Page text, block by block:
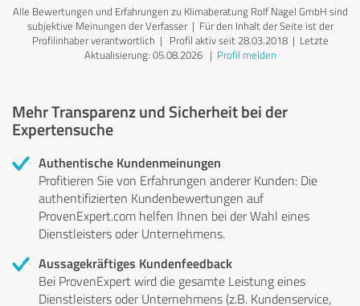
Alle Bewertungen und Erfahrungen zu Klimaberatung Rolf Nagel GmbH sind
subjektive Meinungen der Verfasser | Für den Inhalt der Seite ist der
Profilinhaber verantwortlich | Profil aktiv seit 28.03.2018 | Letzte
Aktualisierung: 05.08.2026| Profil melden
Mehr Transparenz und Sicherheit bei der
Expertensuche
Authentische Kundenmeinungen
Profitieren Sie von Erfahrungen anderer Kunden: Die
authentifizierten Kundenbewertungen auf
ProvenExpert.com helfen Ihnen bei der Wahl eines
Dienstleisters oder Unternehmens.
Aussagekräftiges Kundenfeedback
Bei ProvenExpert wird die gesamte Leistung eines
Dienstleisters oder Unternehmens (z.B. Kundenservice,